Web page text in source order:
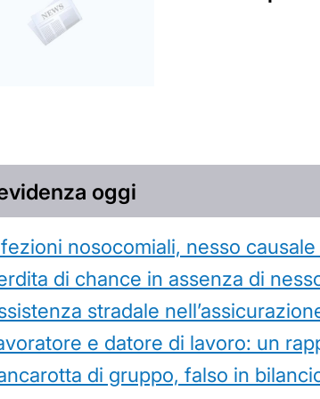
oggi
nosocomiali, nesso
di chance in assenza di
stradale
e datore di lavoro: un
di gruppo, falso in